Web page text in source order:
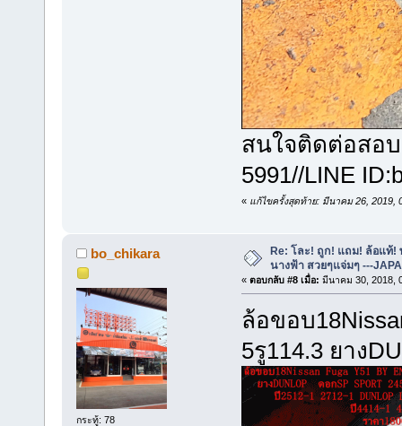
สนใจติดต่อสอบ
5991//LINE
« แก้ไขครั้งสุดท้าย: มีนาคม 26, 2019,
bo_chikara
กระทู้: 78
Re: โละ! ถูก! แถม! ล้อแท้!
นางฟ้า สวยๆแจ่มๆ ---
« ตอบกลับ #8 เมื่อ: มีนาคม 30, 2018,
ล้อขอบ
5รู114.3 ยาง